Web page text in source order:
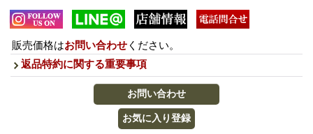
販売価格はお問い合わせ ください。
返品特約に関する重要事項